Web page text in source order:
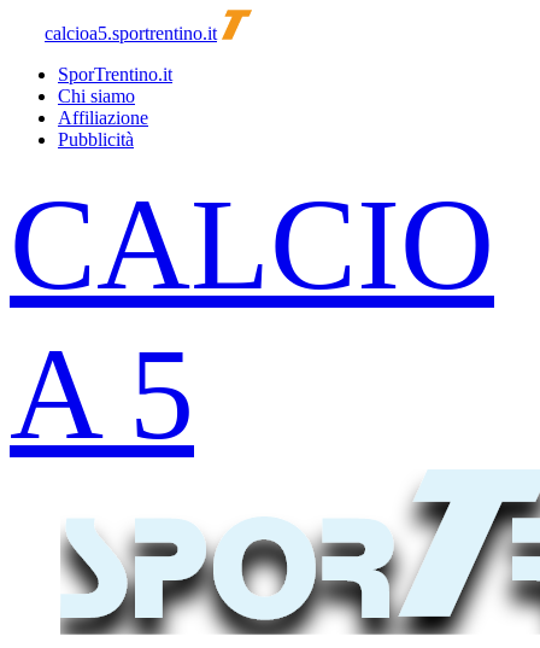
calcioa5.sportrentino.it
SporTrentino.it
Chi siamo
Affiliazione
Pubblicità